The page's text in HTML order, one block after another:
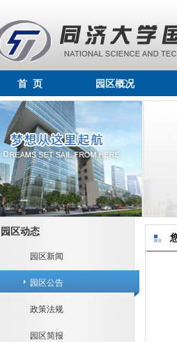
首 页 园区概况
园区动态
园区新闻
园区公告
政策法规
园区简报